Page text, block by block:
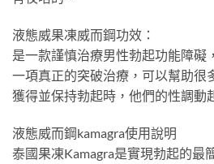
液態威果凍威而鋼功效：
是一款謹慎治療男性勃起功能障礙
一項真正的突破治療，可以幫助很
獲得並保持勃起時，他們的性調動
液態威而鋼kamagra使用說明
泰國果凍Kamagra是實現勃起的最